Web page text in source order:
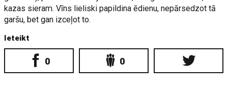
kazas sieram. Vīns lieliski papildina ēdienu, nepārsedzot tā
garšu, bet gan izceļot to.
Ieteikt
0 0